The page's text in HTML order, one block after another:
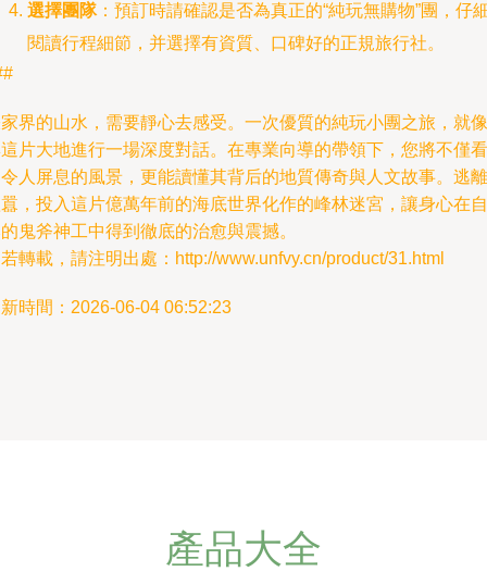
選擇團隊：預訂時請確認是否為真正的“純玩無購物”團，仔
閱讀行程細節，并選擇有資質、口碑好的正規旅行社。
界的山水，需要靜心去感受。一次優質的純玩小團之旅，就像
片大地進行一場深度對話。在專業向導的帶領下，您將不僅看
人屏息的風景，更能讀懂其背后的地質傳奇與人文故事。逃離
，投入這片億萬年前的海底世界化作的峰林迷宮，讓身心在自
鬼斧神工中得到徹底的治愈與震撼。
轉載，請注明出處：http://www.unfvy.cn/product/31.html
時間：2026-06-04 06:52:23
產品大全